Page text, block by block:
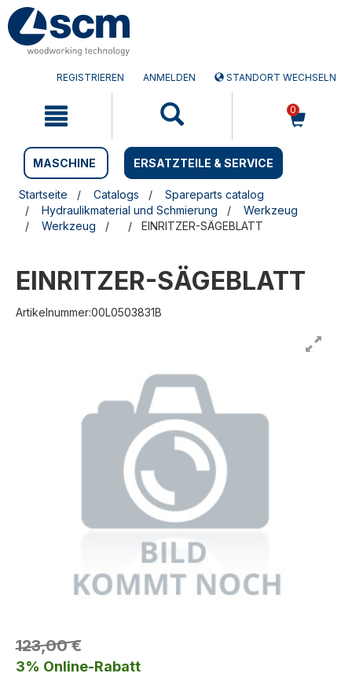
Zum
Inhalt
springen
Zum
Navigationsmen�
springen
REGISTRIEREN ANMELDEN STANDORT WECHSELN
0
MASCHINE ERSATZTEILE & SERVICE
Startseite Catalogs
Spareparts catalog
Hydraulikmaterial und Schmierung
Werkzeug
Werkzeug
EINRITZER-SÄGEBLATT
EINRITZER-SÄGEBLATT
Artikelnummer:00L0503831B
123,00 €
3% Online-Rabatt